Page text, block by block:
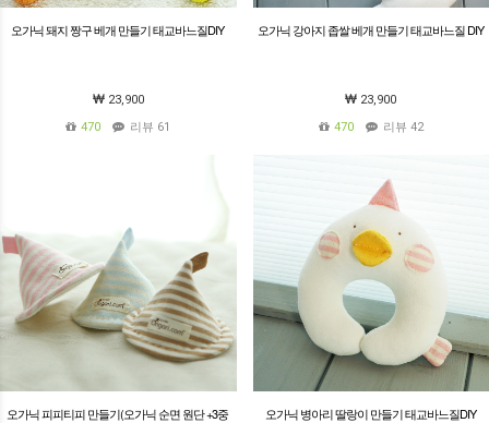
오가닉 돼지 짱구 베개 만들기 태교바느질DIY
23,900
470
리뷰 61
오가닉 강아지 좁쌀 베개 만들기 태교바느질 DIY
23,900
470
리뷰 42
오가닉 피피티피 만들기(오가닉 순면 원단 +3중
오가닉 병아리 딸랑이 만들기 태교바느질DIY